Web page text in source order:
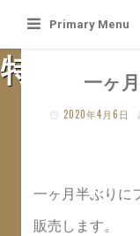
content
Primary Menu
特定非営
一ヶ
2020年4月6日
一ヶ月半ぶりに
販売します。